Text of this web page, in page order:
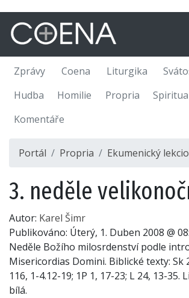
Zprávy Coena Liturgika
Hudba
Homilie Propria
Komentáře
Portál Propria Ekumenický
3. neděle
Autor: Karel Šimr
Publikováno: Úterý, 1. Duben 2008 @
Neděle Božího milosrdenství podle
Misericordias Domini. Biblické texty: Sk
116, 1-4.12-19; 1P 1, 17-23; L 24, 13-35.
bílá.